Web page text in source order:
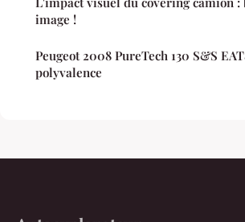
image !
Peugeot 2008 PureTech 130 S&S
polyvalence